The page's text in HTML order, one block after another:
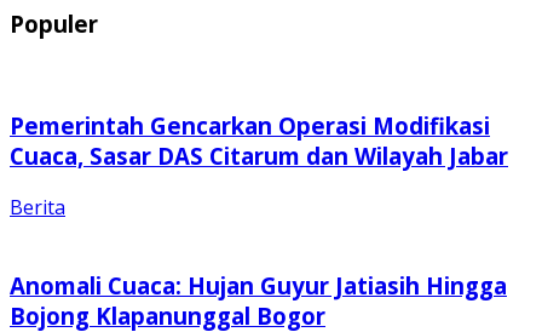
Populer
Pemerintah Gencarkan Operasi Modifikasi
Cuaca, Sasar DAS Citarum dan Wilayah Jabar
Berita
Anomali Cuaca: Hujan Guyur Jatiasih Hingga
Bojong Klapanunggal Bogor